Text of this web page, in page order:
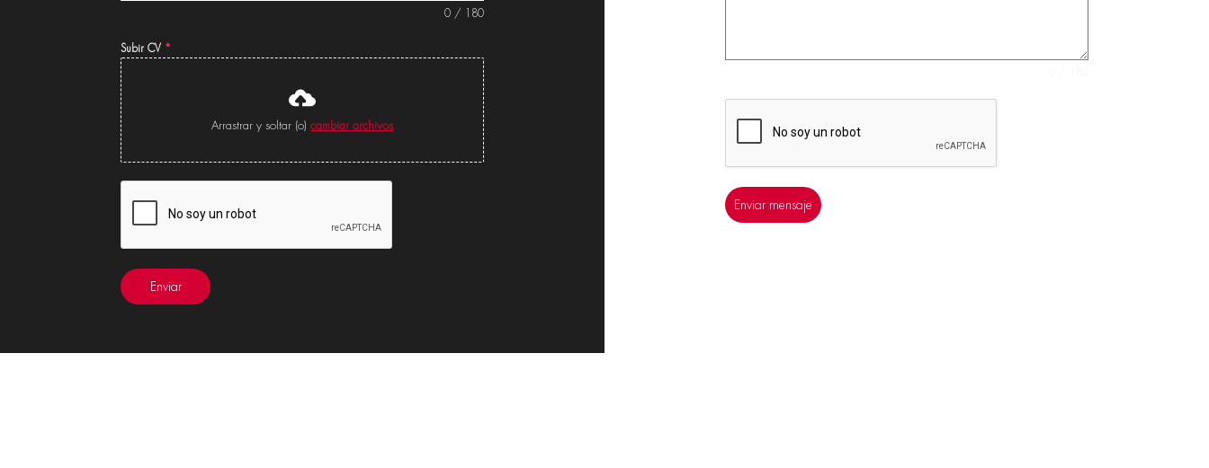
0 / 180
Subir CV *
Arrastrar y soltar (o) cambiar archivos
Enviar
Enviar mensaje